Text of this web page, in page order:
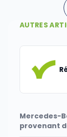
AUTRES
Mercedes-
provenant